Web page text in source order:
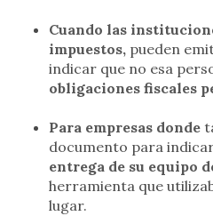
Cuando las
impuestos, pueden
indicar que no esa
obligaciones fiscales
Para empresas donde
documento para
entrega de su equipo
herramienta que
lugar.